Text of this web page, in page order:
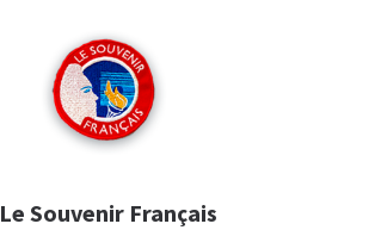
Le Souvenir Français